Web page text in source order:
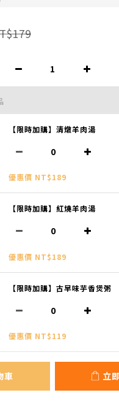
【限時加購】清燉羊肉湯
優惠價 NT$189
【限時加購】紅燒羊肉湯
優惠價 NT$189
【限時加購】古早味芋香煲粥
優惠價 NT$119
車 立